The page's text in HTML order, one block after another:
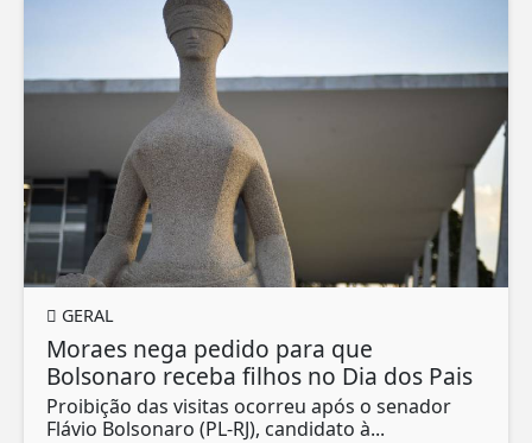
GERAL
Moraes nega pedido para que
Bolsonaro receba filhos no Dia dos Pais
Proibição das visitas ocorreu após o senador
Flávio Bolsonaro (PL-RJ), candidato à...